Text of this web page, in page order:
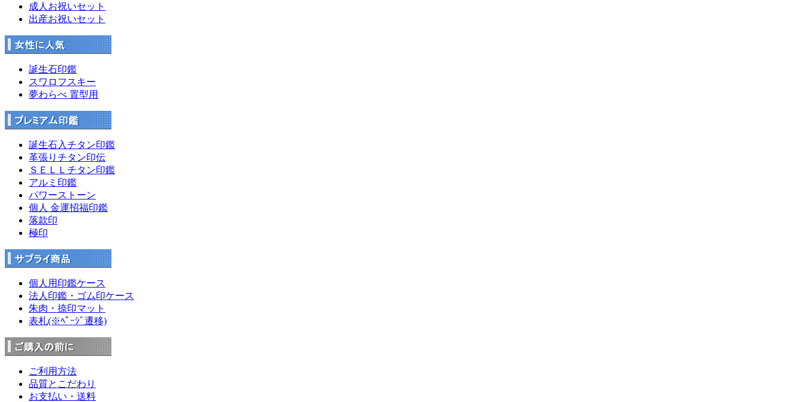
成人お祝いセット
出産お祝いセット
誕生石印鑑
スワロフスキー
夢わらべ 置型用
誕生石入チタン印鑑
革張りチタン印伝
ＳＥＬＬチタン印鑑
アルミ印鑑
パワーストーン
個人 金運招福印鑑
落款印
極印
個人用印鑑ケース
法人印鑑・ゴム印ケース
朱肉・捺印マット
表札(※ﾍﾟｰｼﾞ遷移)
ご利用方法
品質とこだわり
お支払い・送料